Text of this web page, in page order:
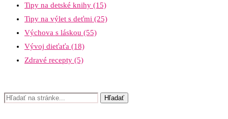
Tipy na detské knihy (15)
Tipy na výlet s deťmi (25)
Výchova s láskou (55)
Vývoj dieťaťa (18)
Zdravé recepty (5)